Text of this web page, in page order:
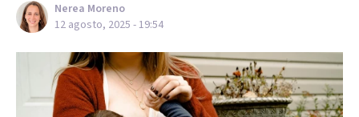
Nerea Moreno
12 agosto, 2025 - 19:54